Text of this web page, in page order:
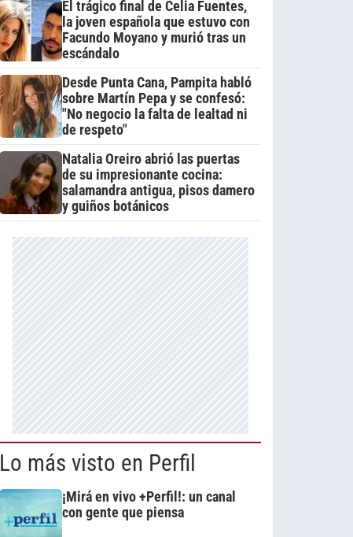
El trágico final de Celia Fuentes,
la joven española que estuvo con
Facundo Moyano y murió tras un
escándalo
Desde Punta Cana, Pampita habló
sobre Martín Pepa y se confesó:
"No negocio la falta de lealtad ni
de respeto"
Natalia Oreiro abrió las puertas
de su impresionante cocina:
salamandra antigua, pisos damero
y guiños botánicos
Lo más visto en Perfil
¡Mirá en vivo +Perfil!: un canal
con gente que piensa